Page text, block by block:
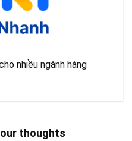
nhiều ngành hàng
thoughts